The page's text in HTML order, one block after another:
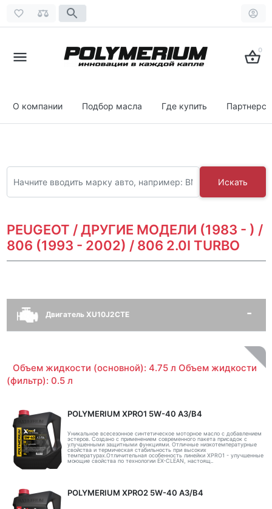
0
О компании Подбор масла Где купить
Искать
PEUGEOT / ДРУГИЕ МОДЕЛИ (1983 - ) /
806 (1993 - 2002) / 806 2.0I TURBO
Двигатель XU10J2CTE
Объем жидкости (основной): 4.75 л Объем жидкости
(фильтр): 0.5 л
POLYMERIUM XPRO1 5W-40 A3/B4
Уникальное всесезонное синтетическое моторное масло с добавлением
эстеров. Создано с применением современного пакета присадок с
улучшенными защитными функциями. Отличные низкотемпературные
свойства и термическая стабильность при высоких
температурах.Отличительная особенность линейки XPRO1 - улучшенные
моющие свойства по технологии EX-CLEAN, настоящ..
POLYMERIUM XPRO2 5W-40 A3/B4